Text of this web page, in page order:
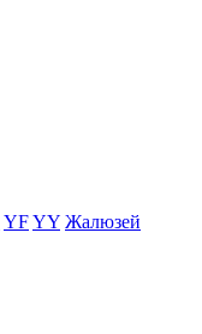
YFYY Жалюзей